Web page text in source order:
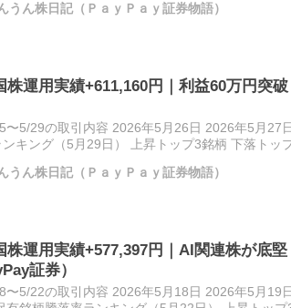
うん株日記（ＰａｙＰａｙ証券物語）
株運用実績+611,160円｜利益60万円突
〜5/29の取引内容 2026年5月26日 2026年5月27
キング（5月29日） 上昇トップ3銘柄 下落トッ
うん株日記（ＰａｙＰａｙ証券物語）
株運用実績+577,397円｜AI関連株が底
証券）
〜5/22の取引内容 2026年5月18日 2026年5月19